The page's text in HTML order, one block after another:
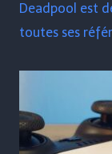
Deadpool est
toutes ses